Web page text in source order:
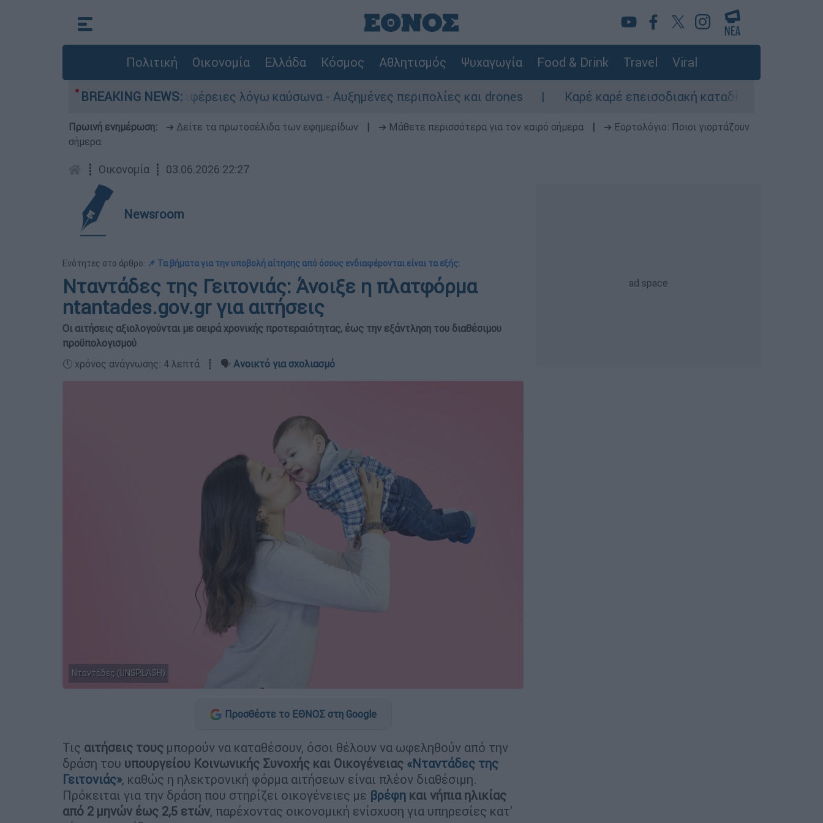
Πολιτική Οικονομία Ελλάδα Κόσμος Αθλητισμός Ψυχαγωγία Food & Drink Travel Viral
BREAKING NEWS:
Αττική και 6 περιφέρειες λόγω καύσωνα - Αυξημένες περιπολίες και drones Καρέ καρέ επεισοδιακή καταδίωξη στη Θεσσαλονίκη –
Πρωινή ενημέρωση: ➔ Δείτε τα πρωτοσέλιδα των εφημερίδων ➔ Μάθετε περισσότερα για τον καιρό σήμερα
➔ Εορτολόγιο: Ποιοι γιορτάζουν
σήμερα
┋ Οικονομία ┋ 03.06.2026 22:27
Newsroom
Ενότητες στο άρθρο: 📌 Τα βήματα για την υποβολή αίτησης από όσους ενδιαφέρονται είναι τα εξής:
Νταντάδες της Γειτονιάς: Άνοιξε η πλατφόρμα
ntantades.gov.gr για αιτήσεις
Οι αιτήσεις αξιολογούνται με σειρά χρονικής προτεραιότητας, έως την εξάντληση του διαθέσιμου
προϋπολογισμού
🕛 χρόνος ανάγνωσης: 4 λεπτά ┋ 🗣️ Ανοικτό για σχολιασμό
Νταντάδες (UNSPLASH)
Προσθέστε το ΕΘΝΟΣ στη Google
Τις αιτήσεις τους μπορούν να καταθέσουν, όσοι θέλουν να ωφεληθούν από την
δράση του υπουργείου Κοινωνικής Συνοχής και Οικογένειας «Νταντάδες της
Γειτονιάς», καθώς η ηλεκτρονική φόρμα αιτήσεων είναι πλέον διαθέσιμη.
Πρόκειται για την δράση που στηρίζει οικογένειες με βρέφη και νήπια ηλικίας
από 2 μηνών έως 2,5 ετών, παρέχοντας οικονομική ενίσχυση για υπηρεσίες κατ'